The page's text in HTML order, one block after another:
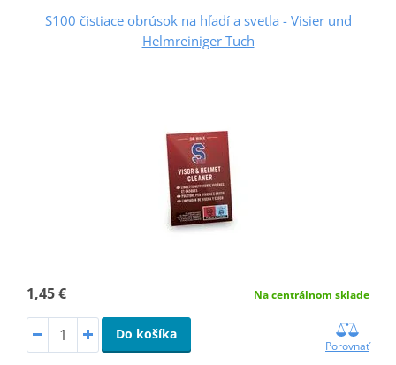
S100 čistiace obrúsok na hľadí a svetla - Visier und
Helmreiniger Tuch
1,45 € Na centrálnom sklade
Do košíka
Porovnať